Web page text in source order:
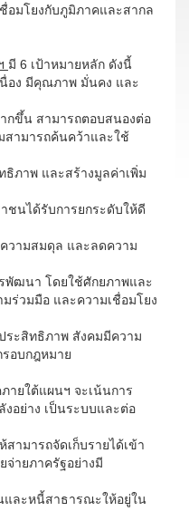
อมโยงกับภูมิภาคและสากล
มี 6 เป้าหมายหลัก ดังนี้
อง มีคุณภาพ มั่นคง และ
ขึ้น สามารถตอบสนองต่อ
สามารถค้นคว้าและใช้
ธิภาพ และสร้างมูลค่าเพิ่ม
นได้รับการยกระดับให้ดี
วามสมดุล และลดความ
ฒนา โดยใช้ศักยภาพและ
ร่วมมือ และความเชื่อมโยง
ะสิทธิภาพ สังคมมีความ
อบกฎหมาย
ายใต้แผนฯ จะเน้นการ
อย่าง เป็นระบบและต่อ
สามารถจัดเก็บรายได้เข้า
จ่ายภาครัฐอย่างมี
และหนี้สาธารณะให้อยู่ใน